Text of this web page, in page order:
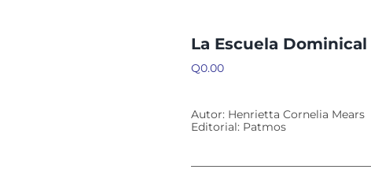
La Escuela
Q0.00
Autor: Henrietta Cornelia Mears
Editorial: Patmos